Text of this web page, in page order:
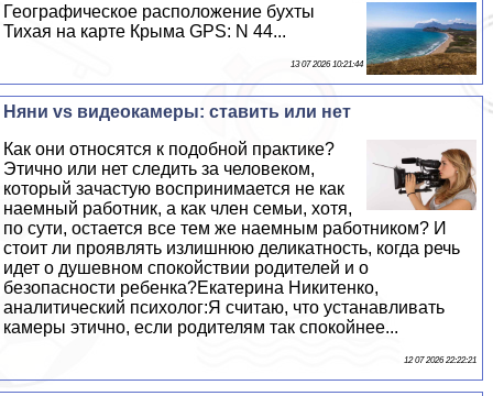
Географическое расположение бухты
Тихая на карте Крыма GPS: N 44...
13 07 2026 10:21:44
Няни vs видеокамеры: ставить или нет
Как они относятся к подобной пpaктике?
Этично или нет следить за человеком,
который зачастую воспринимается не как
наемный работник, а как члeн семьи, хотя,
по сути, остается все тем же наемным работником? И
стоит ли проявлять излишнюю деликатность, когда речь
идет о душевном спокойствии родителей и о
безопасности ребенка?Екатерина Никитенко,
аналитический психолог:Я считаю, что устанавливать
камеры этично, если родителям так спокойнее...
12 07 2026 22:22:21